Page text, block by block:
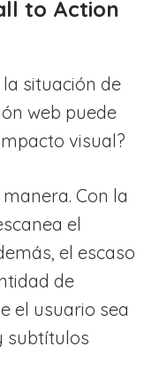
to Action
situación de
web puede
visual?
Con la
el
el escaso
de
el usuario sea
subtítulos